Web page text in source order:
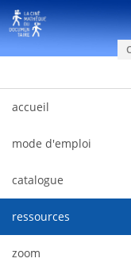
Zum Inhalt wechseln
accueil
mode d'emploi
catalogue
ressources
zoom